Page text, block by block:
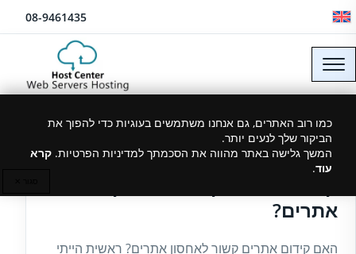
דלג לתוכן 08-9461435
כמו רוב האתרים, גם אנחנו משתמשים בעוגיות כדי להפוך את
הביקור שלך לנעים יותר.
המשך גלישה באתר מהווה את הסכמתך למדיניות הפרטיות. קרא
עוד.
26/09/2021
אתרים?
האם קידום אתרים קשור לאחסון אתרים? ראשית הייתי